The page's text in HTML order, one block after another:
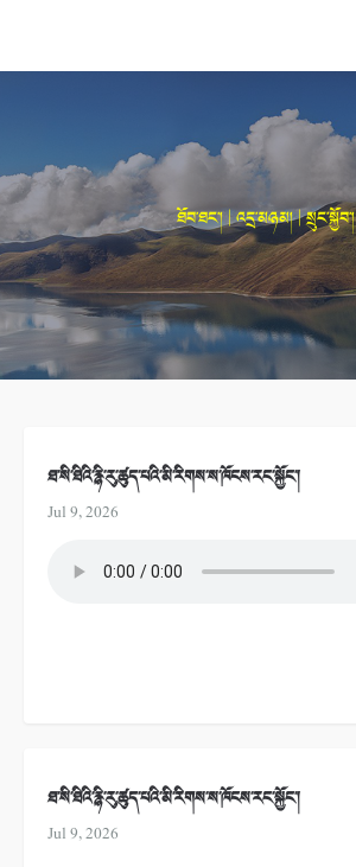
ཐོབ་ཐང་། | འདྲ་མཉམ། | སྲུང་སྐྱོབ་།
ཐ་སི་ཐིའི་རྙི་རུ་ཚུད་པའི་མི་རིགས་ས་ཁོངས་རང་སྐྱོང་།
Jul 9, 2026
ཐ་སི་ཐིའི་རྙི་རུ་ཚུད་པའི་མི་རིགས་ས་ཁོངས་རང་སྐྱོང་།
Jul 9, 2026